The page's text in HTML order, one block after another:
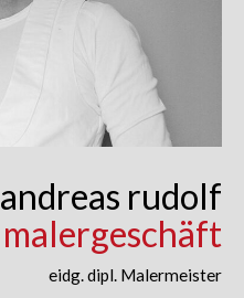
andreas rudolf
malergeschäft
eidg. dipl. Malermeister